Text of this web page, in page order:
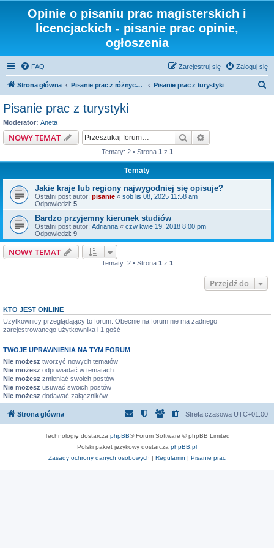
Opinie o pisaniu prac magisterskich i
licencjackich - pisanie prac opinie,
ogłoszenia
FAQ Zaloguj się
Zarejestruj się
Strona główna Pisanie prac z różnych dziedzin i kierunków Pisanie prac z turystyki
Pisanie prac z turystyki
Moderator: Aneta
NOWY TEMAT Szukaj
Tematy: 2 • Strona 1 z 1
Tematy
Jakie kraje lub regiony najwygodniej się opisuje?
Ostatni post autor: pisanie « sob lis 08, 2025 11:58 am
Odpowiedzi: 5
Bardzo przyjemny kierunek studiów
Ostatni post autor: Adrianna « czw kwie 19, 2018 8:00 pm
Odpowiedzi: 9
NOWY TEMAT
Tematy: 2 • Strona 1 z 1
Przejdź do
KTO JEST ONLINE
Użytkownicy przeglądający to forum: Obecnie na forum nie ma żadnego
zarejestrowanego użytkownika i 1 gość
TWOJE UPRAWNIENIA NA TYM FORUM
Nie możesz tworzyć nowych tematów
Nie możesz odpowiadać w tematach
Nie możesz zmieniać swoich postów
Nie możesz usuwać swoich postów
Nie możesz dodawać załączników
Strona główna Strefa czasowa UTC+01:00
Technologię dostarcza phpBB® Forum Software © phpBB Limited
Polski pakiet językowy dostarcza phpBB.pl
Zasady ochrony danych osobowych | Regulamin | Pisanie prac